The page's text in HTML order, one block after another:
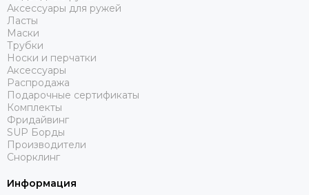
Аксессуары для ружей
Ласты
Маски
Трубки
Носки и перчатки
Аксессуары
Распродажа
Подарочные сертификаты
Комплекты
Фридайвинг
SUP Борды
Производители
Снорклинг
Информация